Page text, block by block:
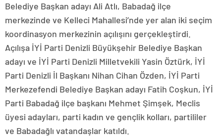
Belediye Başkan adayı Ali Atlı, Babadağ ilçe
merkezinde ve Kelleci Mahallesi’nde yer alan iki seçim
koordinasyon merkezinin açılışını gerçekleştirdi.
Açılışa İYİ Parti Denizli Büyükşehir Belediye Başkan
adayı ve İYİ Parti Denizli Milletvekili Yasin Öztürk, İYİ
Parti Denizli İl Başkanı Nihan Cihan Özden, İYİ Parti
Merkezefendi Belediye Başkan adayı Fatih Coşkun, İYİ
Parti Babadağ ilçe başkanı Mehmet Şimşek, Meclis
üyesi adayları, parti kadın ve gençlik kolları, partililer
ve Babadağlı vatandaşlar katıldı.